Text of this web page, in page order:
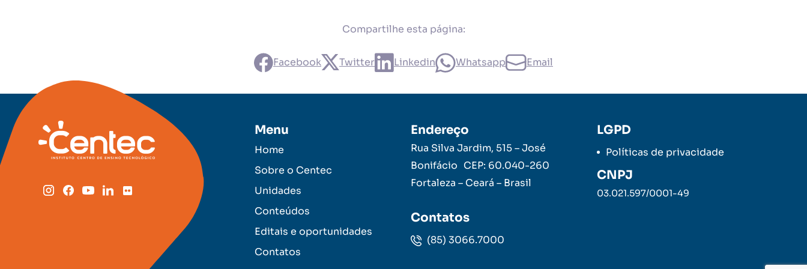
Compartilhe esta página:
Facebook Twitter Linkedin Whatsapp Email
Menu
Home
Sobre o Centec
Unidades
Conteúdos
Editais e oportunidades
Contatos
Endereço
Rua Silva Jardim, 515 – José
Bonifácio CEP: 60.040-260
Fortaleza – Ceará – Brasil
Contatos
(85) 3066.7000
LGPD
Políticas de privacidade
CNPJ
03.021.597/0001-49